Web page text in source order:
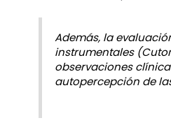
Además, la
instrumentales
observaciones
autopercepción de